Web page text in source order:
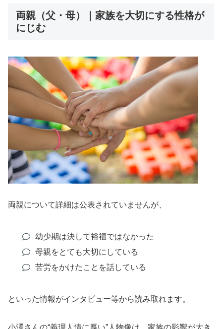
両親（父・母）｜家族を大切にする性格が
にじむ
両親について詳細は公表されていませんが、
幼少期は決して裕福ではなかった
母親をとても大切にしている
苦労をかけたことを話している
といった情報がインタビュー等から読み取れます。
小澤さんの“義理人情に厚い”人物像は、家族の影響が大き